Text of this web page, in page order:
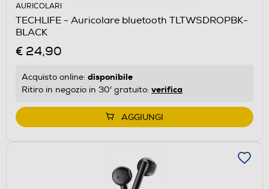
AURICOLARI
TECHLIFE - Auricolare bluetooth TLTWSDROPBK-
BLACK
€ 24,90
Acquisto online: disponibile
Ritiro in negozio in 30' gratuito: verifica
AGGIUNGI